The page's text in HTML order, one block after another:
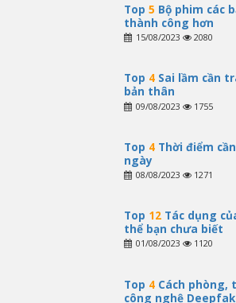
Top 5 Bộ phim các
thành công hơn
15/08/2023 2080
Top 4Sai lầm cần
bản thân
09/08/2023 1755
Top 4Thời điểm
ngày
08/08/2023 1271
Top 12Tác dụng
thể bạn chưa biết
01/08/2023 1120
Top 4Cách phòng,
công nghệ